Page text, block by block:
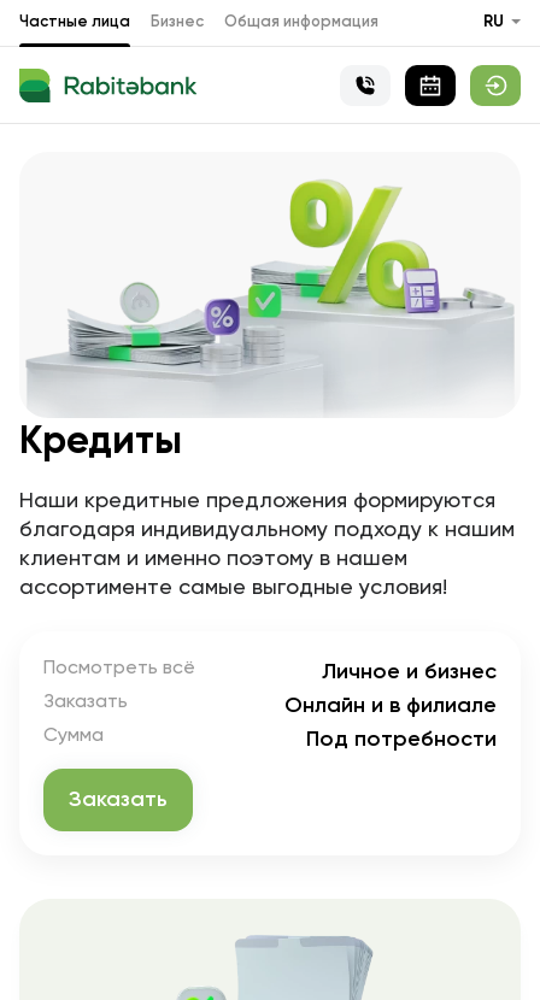
Частные лица Бизнес Общая информация RU
Кредиты
Наши кредитные предложения формируются
благодаря индивидуальному подходу к нашим
клиентам и именно поэтому в нашем
ассортименте самые выгодные условия!
Заказать
Посмотреть всё Личное и бизнес
Заказать Онлайн и в филиале
Сумма Под потребности